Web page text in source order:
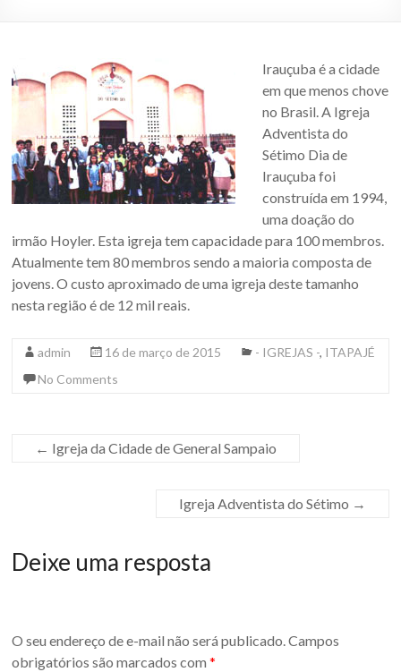
Irauçuba é a cidade
em que menos chove
no Brasil. A Igreja
Adventista do
Sétimo Dia de
Irauçuba foi
construída em 1994,
uma doação do
irmão Hoyler. Esta igreja tem capacidade para 100 membros.
Atualmente tem 80 membros sendo a maioria composta de
jovens. O custo aproximado de uma igreja deste tamanho
nesta região é de 12 mil reais.
admin 16 de março de 2015 - IGREJAS -, ITAPAJÉ
No Comments
← Igreja da Cidade de General Sampaio
Igreja Adventista do Sétimo →
Deixe uma resposta
O seu endereço de e-mail não será publicado.Campos
obrigatórios são marcados com*